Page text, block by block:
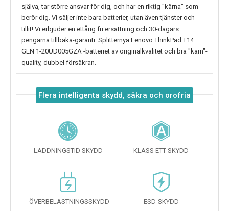
själva, tar större ansvar för dig, och har en riktig "kärna" som
berör dig. Vi säljer inte bara batterier, utan även tjänster och
tillit! Vi erbjuder en ettårig fri ersättning och 30-dagars
pengarna tillbaka-garanti. Splitternya Lenovo ThinkPad T14
GEN 1-20UD005GZA -batteriet av originalkvalitet och bra "kärn"-
quality, dubbel försäkran.
Flera intelligenta skydd, säkra och orofria
LADDNINGSTID SKYDD KLASS ETT SKYDD
ÖVERBELASTNINGSSKYDD ESD-SKYDD